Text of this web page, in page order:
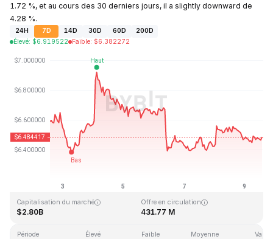
1.72 %, et au cours des 30 derniers jours, il a slightly downward de
4.28 %.
24H 7D 14D 30D 60D
200D
Élevé: $6.919522 Faible: $6.382272
Dernière mise à jour : 2026-08-09, 14:12 GMT+0
Capitalisation du marché
$2.80B
Offre en circulation
431.77 M
Période Élevé Faible Moyenne